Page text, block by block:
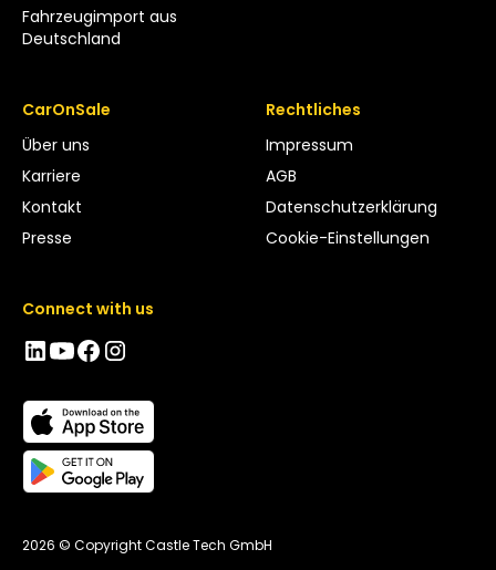
Fahrzeugimport aus
Deutschland
CarOnSale
Über uns
Karriere
Kontakt
Presse
Rechtliches
Impressum
AGB
Datenschutzerklärung
Cookie-Einstellungen
Connect with us
2026 © Copyright Castle Tech GmbH